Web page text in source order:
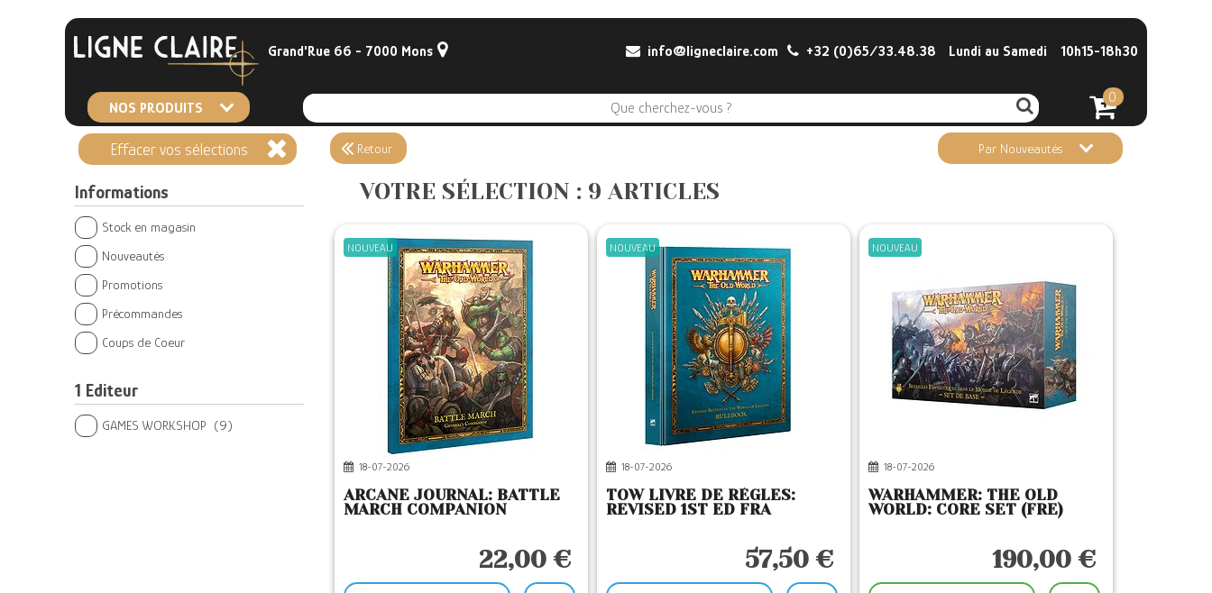
Grand'Rue 66 - 7000 Mons 10h15-18h30
Lundi au Samedi
+32 (0)65/33.48.38
info@ligneclaire.com
NOS PRODUITS
0
Effacer vos sélections
Informations
Stock en magasin
Nouveautés
Promotions
Précommandes
Coups de Coeur
1 Editeur
GAMES WORKSHOP (9)
Retour Par Nouveautés
VOTRE SÉLECTION : 9 ARTICLES
NOUVEAU
18-07-2026
ARCANE JOURNAL: BATTLE
MARCH COMPANION
22,00 €
NOUVEAU
18-07-2026
TOW LIVRE DE RÈGLES:
REVISED 1ST ED FRA
57,50 €
NOUVEAU
18-07-2026
WARHAMMER: THE OLD
WORLD: CORE SET (FRE)
190,00 €